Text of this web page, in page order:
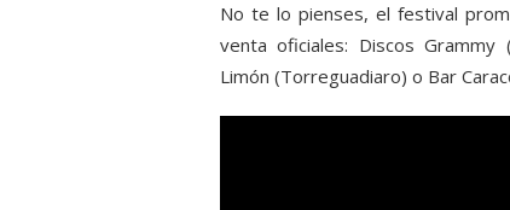
No te lo pienses, el festival
venta oficiales: Discos Grammy
Limón (Torreguadiaro) o Bar